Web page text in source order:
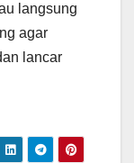
langsung
agar
lancar